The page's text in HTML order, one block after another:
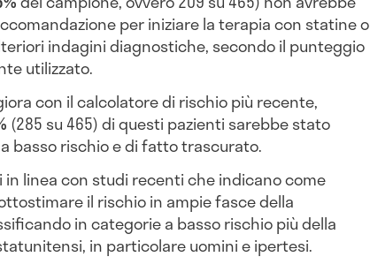
per iniziare la terapia con statine o
indagini diagnostiche, secondo il punteggio
utilizzato.
con il calcolatore di rischio più recente,
(285 su 465) di questi pazienti sarebbe stato
basso rischio e di fatto trascurato.
linea con studi recenti che indicano come
il rischio in ampie fasce della
in categorie a basso rischio più della
in particolare uomini e ipertesi.